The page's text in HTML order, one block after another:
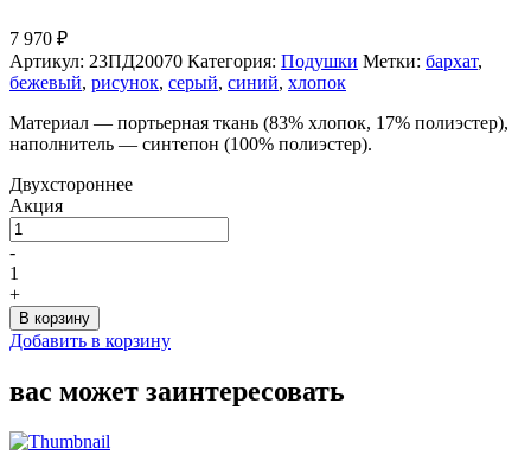
7 970 ₽
Артикул: 23ПД20070 Категория: Подушки Метки: бархат,
бежевый, рисунок, серый, синий, хлопок
Материал — портьерная ткань (83% хлопок, 17% полиэстер),
наполнитель — синтепон (100% полиэстер).
Двухстороннее
Акция
Количество
товара
Подушка
с
растительным
рисунком
и
серой
50*65
-
1
+
В корзину
Добавить в корзину
вас может заинтересовать